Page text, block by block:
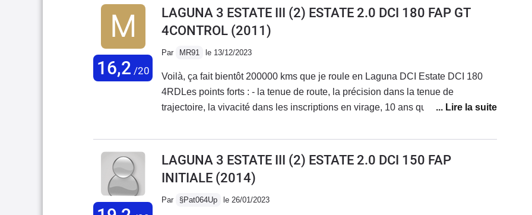
16,2 /20
LAGUNA 3 ESTATE III (2) ESTATE 2.0 DCI 180 FAP GT
4CONTROL (2011)
Par MR91 le 13/12/2023
Voilà, ça fait bientôt 200000 kms que je roule en Laguna DCI Estate DCI 180
4RDLes points forts : - la tenue de route, la précision dans la tenue de
trajectoire, la vivacité dans les inscriptions en virage, 10 ans que je l'ai, elle m'
rapports 1-2-3 nous n'avons pas les 400 Nm, dommage- Conso, au quotidien
(route / ville) je tourne à 6.8 - 7L. Sur autoroute on peut descendre à 6.5 voir
moins en faisant attention - freinage très efficace- vehicule break, super pratique
pour charger- Fiabilité / usure: j'ai eu le capteur de compresseur de clim HS
(donc comp à changer), usure disques AV/AR un peu trop rapide (100 Kkms,
LAGUNA 3 ESTATE III (2) ESTATE 2.0 DCI 150 FAP
INITIALE (2014)
Par §Pat064Up le 26/01/2023